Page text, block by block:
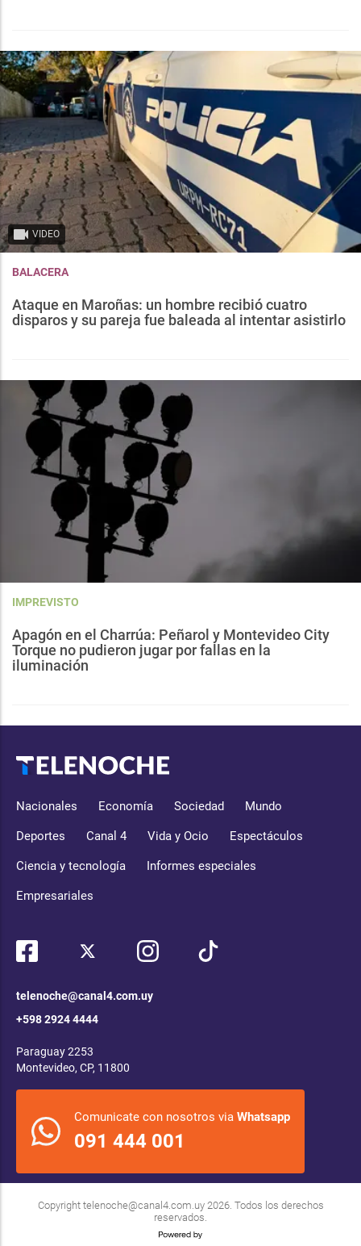
VIDEO
BALACERA
Ataque en Maroñas: un hombre recibió cuatro
disparos y su pareja fue baleada al intentar asistirlo
IMPREVISTO
Apagón en el Charrúa: Peñarol y Montevideo City
Torque no pudieron jugar por fallas en la
iluminación
Nacionales Economía Sociedad Mundo
Deportes Canal 4 Vida y Ocio Espectáculos
Ciencia y tecnología Informes especiales
Empresariales
telenoche@canal4.com.uy
+598 2924 4444
Paraguay 2253
Montevideo, CP, 11800
Comunicate con nosotros via Whatsapp
091 444 001
Copyright telenoche@canal4.com.uy2026. Todos los derechos
reservados.